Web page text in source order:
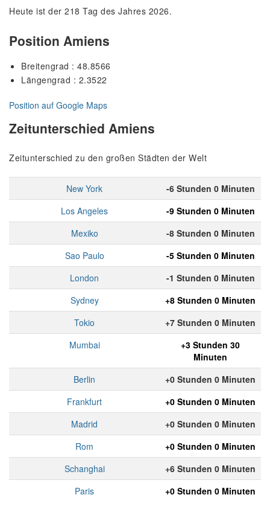
Heute ist der 218 Tag des Jahres 2026.
Position Amiens
Breitengrad : 48.8566
Längengrad : 2.3522
Position auf Google Maps
Zeitunterschied Amiens
Zeitunterschied zu den großen Städten der Welt
New York
-6 Stunden 0 Minuten
Los Angeles
-9 Stunden 0 Minuten
Mexiko
-8 Stunden 0 Minuten
Sao Paulo
-5 Stunden 0 Minuten
London
-1 Stunden 0 Minuten
Sydney
+8 Stunden 0 Minuten
Tokio
+7 Stunden 0 Minuten
Mumbai
+3 Stunden 30
Minuten
Berlin
+0 Stunden 0 Minuten
Frankfurt
+0 Stunden 0 Minuten
Madrid
+0 Stunden 0 Minuten
Rom
+0 Stunden 0 Minuten
Schanghai
+6 Stunden 0 Minuten
Paris
+0 Stunden 0 Minuten